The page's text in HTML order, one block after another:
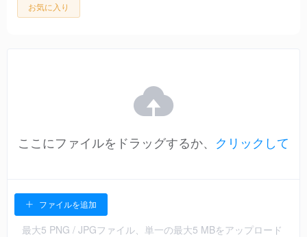
お気に入り
ここにファイルをドラッグするか、 クリックして
ファイルを追加
最大5 PNG / JPGファイル、単一の最大5 MBをアップロード